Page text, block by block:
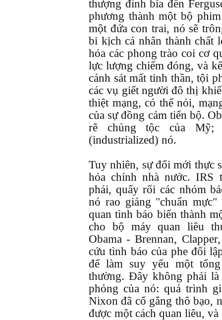
thượng đỉnh bia đến
phương thành một bộ
một đứa con trai, nó sẽ
bi kịch cá nhân thành chất
hóa các phong trào coi cơ
lực lượng chiếm đóng, và
cảnh sát mất tinh thần, tội
các vụ giết người đô thị
thiệt mạng, có thể nói,
của sự đồng cảm tiến bộ.
rẽ chủng tộc của Mỹ;
(industrialized) nó.
Tuy nhiên, sự đổi mới thực
hóa chính nhà nước. IRS
phái, quấy rối các nhóm
nó rao giảng "chuẩn
quan tình báo biến thành
cho bộ máy quan liêu
Obama - Brennan,
cứu tình báo của phe đối
để làm suy yếu một
thường. Đây không phải
phỏng của nó: quá trình
Nixon đã cố gắng thô bạo,
được một cách quan liêu,